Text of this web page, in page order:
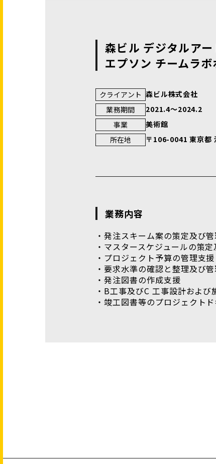
森ビル デジタルアー
エプソン チームラ
クライアント 森ビル株式会社
業務期間
2021.4〜2024.2
事業
美術館
所在地
〒106-0041 東京都
業務内容
・発注スキーム案の策定及び
・マスタースケジュールの策
・プロジェクト予算の管理支援
・要求水準の確認と整理及び
・発注図書の作成支援
・B工事及びC 工事設計およ
・竣工図書等のプロジェクト